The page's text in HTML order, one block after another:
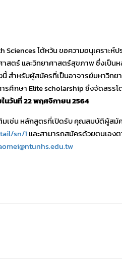
Sciences ไต้หวัน ขอความอนุเครา
ตร์ และวิทยาศาสตร์สุขภาพ ซึ่งเป็น
สำหรับผู้สมัครที่เป็นอาจารย์มหาวิทย
ศึกษา Elite scholarship ซึ่งจัดสรร
นวันที่ 22 พฤศจิกายน 2564
เช่น หลักสูตรที่เปิดรับ คุณสมบัติผู้สมั
sn/1 และสามารถสมัครด้วยตนเอง